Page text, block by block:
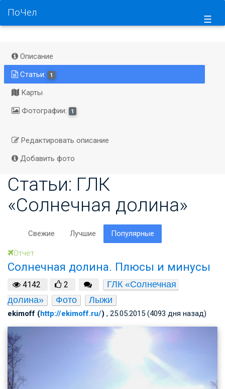
☰
ПоЧел
Описание
Статьи:
1
Карты
Фотографии:
1
Редактировать описание
Добавить фото
Статьи: ГЛК
«Солнечная долина»
Свежие Лучшие Популярные
Отчет
Солнечная долина. Плюсы и минусы
4142 2
ГЛК «Солнечная
долина»
Фото Лыжи
ekimoff (http://ekimoff.ru/) , 25.05.2015 (4093 дня назад)